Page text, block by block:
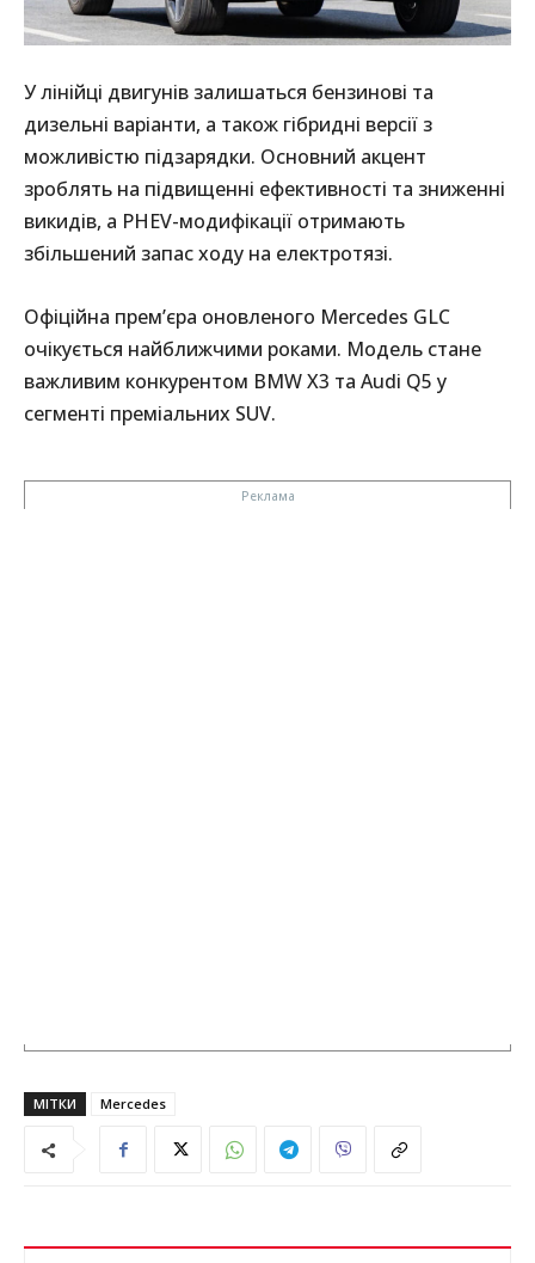
У лінійці двигунів залишаться бензинові та
дизельні варіанти, а також гібридні версії з
можливістю підзарядки. Основний акцент
зроблять на підвищенні ефективності та зниженні
викидів, а PHEV-модифікації отримають
збільшений запас ходу на електротязі.
Офіційна прем’єра оновленого Mercedes GLC
очікується найближчими роками. Модель стане
важливим конкурентом BMW X3 та Audi Q5 у
сегменті преміальних SUV.
МІТКИ Mercedes